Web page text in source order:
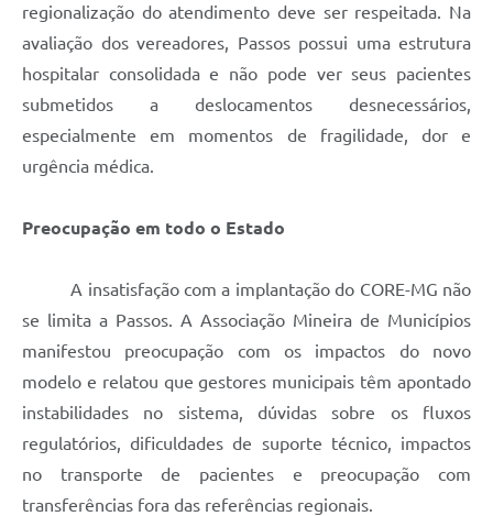
regionalização do atendimento deve ser respeitada. Na
avaliação dos vereadores, Passos possui uma estrutura
hospitalar consolidada e não pode ver seus pacientes
submetidos a deslocamentos desnecessários,
especialmente em momentos de fragilidade, dor e
urgência médica.
Preocupação em todo o Estado
A insatisfação com a implantação do CORE-MG não
se limita a Passos. A Associação Mineira de Municípios
manifestou preocupação com os impactos do novo
modelo e relatou que gestores municipais têm apontado
instabilidades no sistema, dúvidas sobre os fluxos
regulatórios, dificuldades de suporte técnico, impactos
no transporte de pacientes e preocupação com
transferências fora das referências regionais.